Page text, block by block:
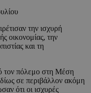
την ισχυρή
οικονομίας, την
και τη
τον πόλεμο στη Μέση
σε περιβάλλον ακόμη
ότι οι ισχυρές